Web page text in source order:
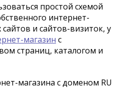
простой схемой
интернет-
и сайтов-визиток, у
магазин с
страниц, каталогом и
магазина с доменом RU